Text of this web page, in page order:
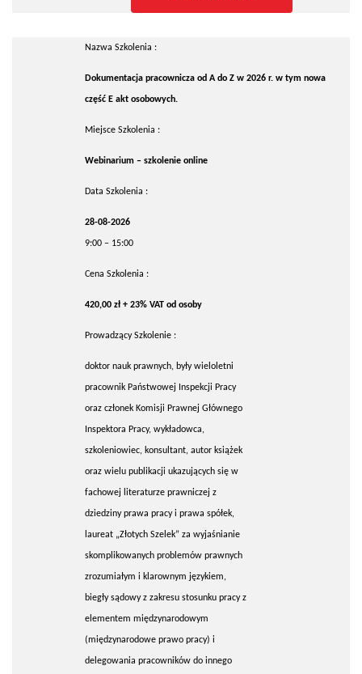
Nazwa Szkolenia :
Dokumentacja pracownicza od A do Z w 2026 r. w tym nowa
część E akt osobowych.
Miejsce Szkolenia :
Webinarium – szkolenie online
Data Szkolenia :
28-08-2026
9:00 – 15:00
Cena Szkolenia :
420,00 zł + 23% VAT od osoby
Prowadzący Szkolenie :
doktor nauk prawnych, były wieloletni
pracownik Państwowej Inspekcji Pracy
oraz członek Komisji Prawnej Głównego
Inspektora Pracy, wykładowca,
szkoleniowiec, konsultant, autor książek
oraz wielu publikacji ukazujących się w
fachowej literaturze prawniczej z
dziedziny prawa pracy i prawa spółek,
laureat „Złotych Szelek” za wyjaśnianie
skomplikowanych problemów prawnych
zrozumiałym i klarownym językiem,
biegły sądowy z zakresu stosunku pracy z
elementem międzynarodowym
(międzynarodowe prawo pracy) i
delegowania pracowników do innego